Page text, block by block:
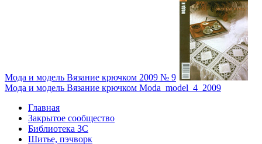
Мода и модель Вязание крючком 2009 № 9
Мода и модель Вязание крючком Moda_model_4_2009
Главная
Закрытое сообщество
Библиотека ЗС
Шитье, пэчворк